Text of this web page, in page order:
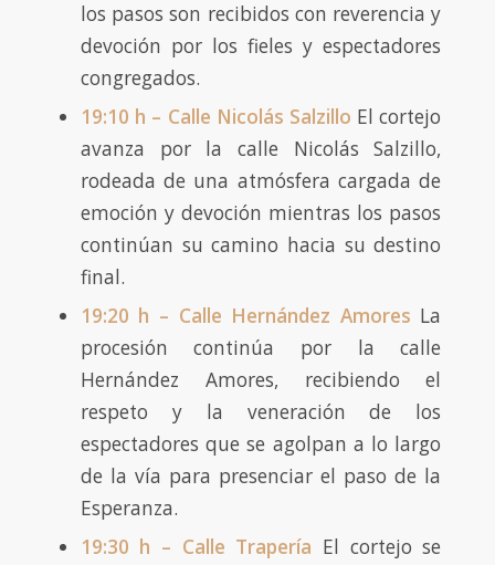
los pasos son recibidos con reverencia y
devoción por los fieles y espectadores
congregados.
19:10 h – Calle Nicolás Salzillo El cortejo
avanza por la calle Nicolás Salzillo,
rodeada de una atmósfera cargada de
emoción y devoción mientras los pasos
continúan su camino hacia su destino
final.
19:20 h – Calle Hernández Amores La
procesión continúa por la calle
Hernández Amores, recibiendo el
respeto y la veneración de los
espectadores que se agolpan a lo largo
de la vía para presenciar el paso de la
Esperanza.
19:30 h – Calle Trapería El cortejo se